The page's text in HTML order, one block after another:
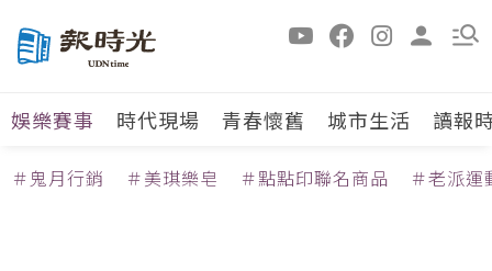
娛樂賽事 時代現場 青春懷舊 城市生活 讀報
＃鬼月行銷 ＃美琪樂皂 ＃點點印聯名商品 ＃老派運